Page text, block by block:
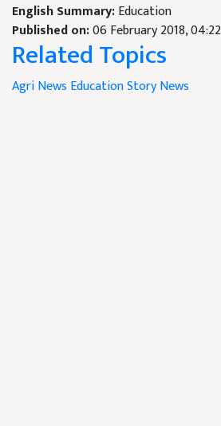
English Summary:Education
Published on:06 February 2018,
Related Topics
Agri News Education StoryNews